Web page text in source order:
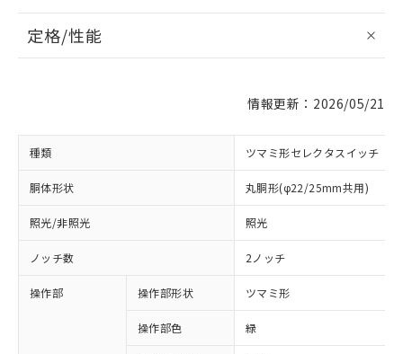
定格/性能
情報更新：2026/05/21
種類 ツマミ形セレクタスイッチ
胴体形状 丸胴形(φ22/25mm共用)
照光/非照光 照光
ノッチ数 2ノッチ
操作部 操作部形状 ツマミ形
操作部色 緑